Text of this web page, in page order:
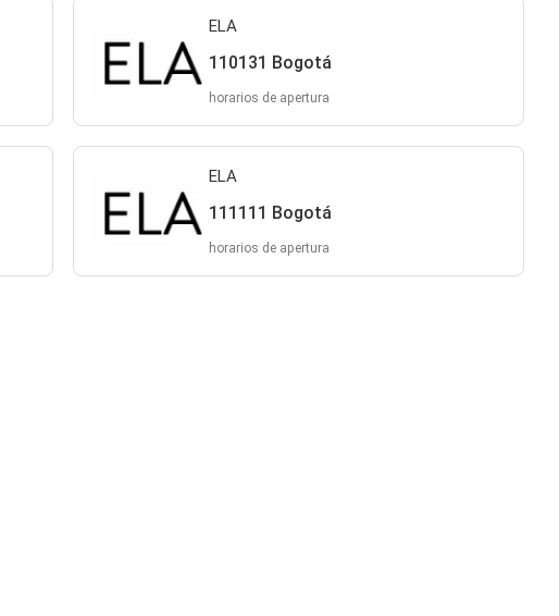
ELA
110131 Bogotá
horarios de apertura
ELA
111111 Bogotá
horarios de apertura